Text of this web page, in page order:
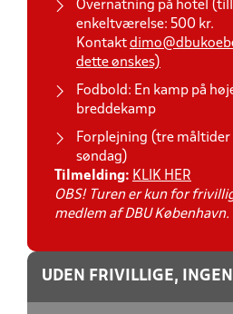
Overnatning på hotel
enkeltværelse: 500 kr.
Kontakt
dette ønskes)
Fodbold: En kamp på
breddekamp
Forplejning (tre måltider
søndag)
Tilmelding: KLIK HER
OBS! Turen er kun for
medlem af DBU København.
UDEN FRIVILLIGE,